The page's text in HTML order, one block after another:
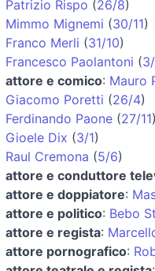
Patrizio Rispo (26/8)
Mimmo Mignemi (30/11)
Franco Merli (31/10)
Francesco Paolantoni (
attore e comico: Mauro
Giacomo Poretti (26/4)
Ferdinando Paone (27/11)
Gioele Dix (3/1)
Raul Cremona (5/6)
attore e conduttore
attore e doppiatore:
attore e politico: Bebo
attore e regista:
attore pornografico: